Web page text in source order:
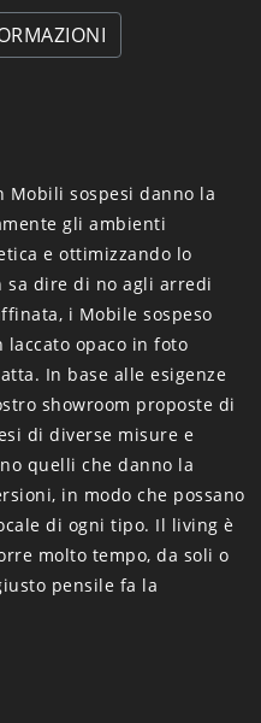
Mobili sospesi danno la
gli ambienti
e ottimizzando lo
sa dire di no agli arredi
i Mobile sospeso
laccato opaco in foto
In base alle esigenze
showroom proposte di
di diverse misure e
quelli che danno la
in modo che possano
di ogni tipo. Il living è
molto tempo, da soli o
pensile fa la